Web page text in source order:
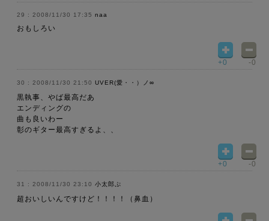
2008/11/30 17:35 naa
おもしろい
+0 -0
2008/11/30 21:50 UVER(愛・・）ノ∞
黒執事、やば最高だあ
エンディングの
曲も良いわー
彰のギター最高すぎるよ、、
+0 -0
2008/11/30 23:10 小太郎ぷ
超おいしいんですけど！！！！（鼻血）